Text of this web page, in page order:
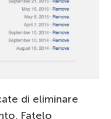
di eliminare
Fatelo